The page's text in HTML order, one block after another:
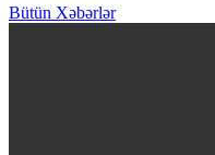
Bütün Xəbərlər